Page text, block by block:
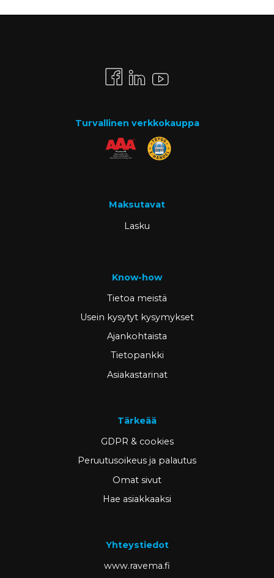
Turvallinen verkkokauppa
Maksutavat
Lasku
Know-how
Tietoa meistä
Usein kysytyt kysymykset
Ajankohtaista
Tietopankki
Asiakastarinat
Tärkeää
GDPR & cookies
Peruutusoikeus ja palautus
Omat sivut
Hae asiakkaaksi
Yhteystiedot
www.ravema.fi